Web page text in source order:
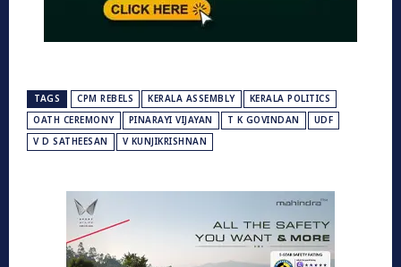
TAGS CPM REBELS KERALA ASSEMBLY
KERALA POLITICS
OATH CEREMONY
PINARAYI VIJAYAN T K GOVINDAN
UDF
V D SATHEESAN
V KUNJIKRISHNAN